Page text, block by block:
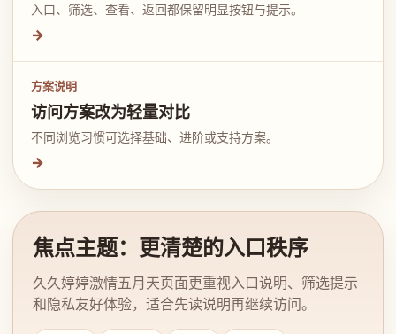
入口、筛选、查看、返回都保留明显按钮与提示。
→
方案说明
访问方案改为轻量对比
不同浏览习惯可选择基础、进阶或支持方案。
→
焦点主题：更清楚的入口秩序
久久婷婷激情五月天页面更重视入口说明、筛选提示
和隐私友好体验，适合先读说明再继续访问。